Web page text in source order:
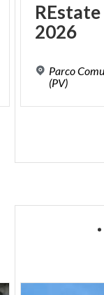
REstate
2026
Parco
(PV)